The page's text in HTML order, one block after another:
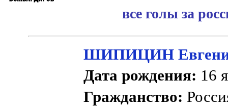
все голы за
ШИПИЦИН
Дата рождения: 16
Гражданство: